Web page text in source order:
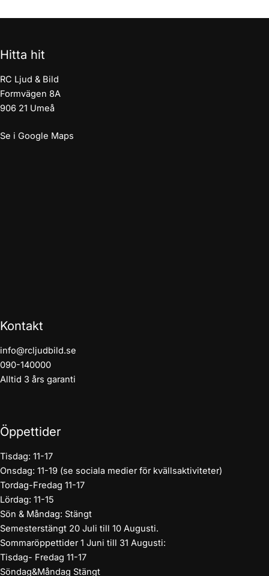
Hitta hit
RC Ljud & Bild
Formvägen 8A
906 21 Umeå
Se i Google Maps
Kontakt
info@rcljudbild.se
090-140000
Alltid 3 års garanti
Öppettider
Tisdag: 11-17
Onsdag: 11-19 (se sociala medier för kvällsaktiviteter)
Tordag-Fredag 11-17
Lördag: 11-15
Sön & Måndag: Stängt
Semesterstängt 20 Juli till 10 Augusti.
Sommaröppettider 1 Juni till 31 Augusti:
Tisdag- Fredag 11-17
Söndag&Måndag Stängt